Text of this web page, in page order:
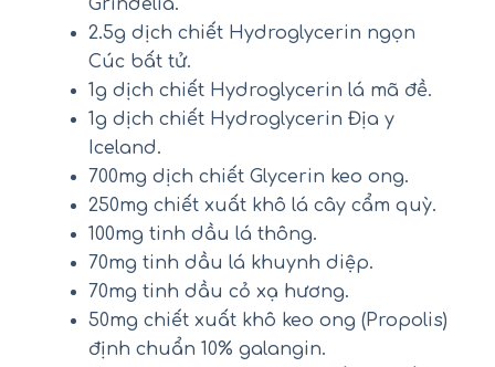
Grindelia.
2.5g dịch chiết Hydroglycerin ngọn
Cúc bất tử.
1g dịch chiết Hydroglycerin lá mã đề.
1g dịch chiết Hydroglycerin Địa y
Iceland.
700mg dịch chiết Glycerin keo ong.
250mg chiết xuất khô lá cây cẩm quỳ.
100mg tinh dầu lá thông.
70mg tinh dầu lá khuynh diệp.
70mg tinh dầu cỏ xạ hương.
50mg chiết xuất khô keo ong (Propolis)
định chuẩn 10% galangin.